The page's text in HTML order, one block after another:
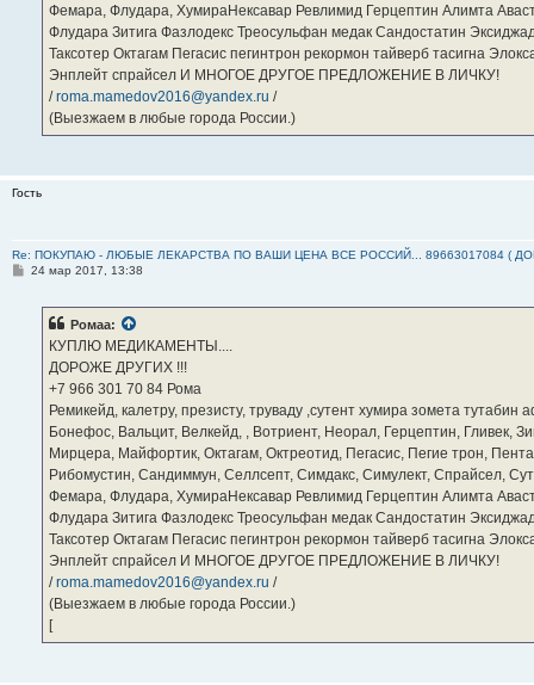
Фемара, Флудара, ХумираНексавар Ревлимид Герцептин Алимта
Флудара Зитига Фазлодекс Треосульфан медак Сандостатин
Таксотер Октагам Пегасис пегинтрон рекормон тайверб тасигна
Энплейт спрайсел И МНОГОЕ ДРУГОЕ ПРЕДЛОЖЕНИЕ В ЛИЧКУ!
/roma.mamedov2016@yandex.ru /
(Выезжаем в любые города России.)
Гость
Re: ПОКУПАЮ - ЛЮБЫЕ ЛЕКАРСТВА ПО ВАШИ ЦЕНА ВСЕ РОССИЙ... 89663017084 (
С24 мар 2017, 13:38
Ромаа:
КУПЛЮ МЕДИКАМЕНТЫ....
ДОРОЖЕ ДРУГИХ !!!
‪+7 966 301 70 84‬ Рома
Ремикейд, калетру, презисту, труваду ,сутент хумира зомета
Бонефос, Вальцит, Велкейд, , Вотриент, Неорал, Герцептин, Гливек,
Мирцера, Майфортик, Октагам, Октреотид, Пегасис, Пегие трон,
Рибомустин, Сандиммун, Селлсепт, Симдакс, Симулект, Спрайсел,
Фемара, Флудара, ХумираНексавар Ревлимид Герцептин Алимта
Флудара Зитига Фазлодекс Треосульфан медак Сандостатин
Таксотер Октагам Пегасис пегинтрон рекормон тайверб тасигна
Энплейт спрайсел И МНОГОЕ ДРУГОЕ ПРЕДЛОЖЕНИЕ В ЛИЧКУ!
/roma.mamedov2016@yandex.ru /
(Выезжаем в любые города России.)
[